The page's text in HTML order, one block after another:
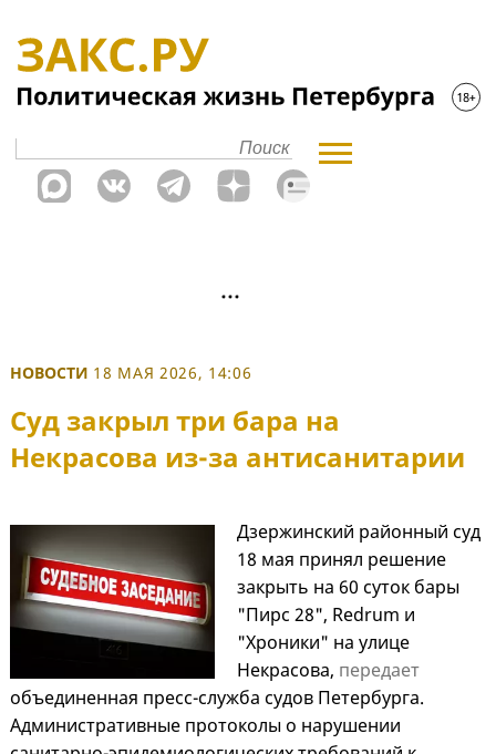
НОВОСТИ 18 МАЯ 2026, 14:06
Суд закрыл три бара на
Некрасова из-за антисанитарии
Дзержинский районный суд
18 мая принял решение
закрыть на 60 суток бары
"Пирс 28", Redrum и
"Хроники" на улице
Некрасова, передает
объединенная пресс-служба судов Петербурга.
Административные протоколы о нарушении